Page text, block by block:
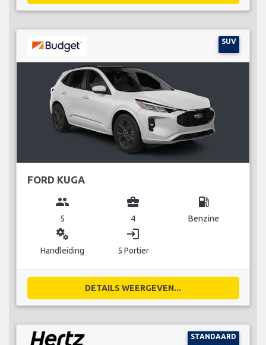
SUV
FORD KUGA
group
5
business_center
4
local_gas_station
Benzine
miscellaneous_services
Handleiding
login
5 Portier
DETAILS WEERGEVEN...
STANDAARD